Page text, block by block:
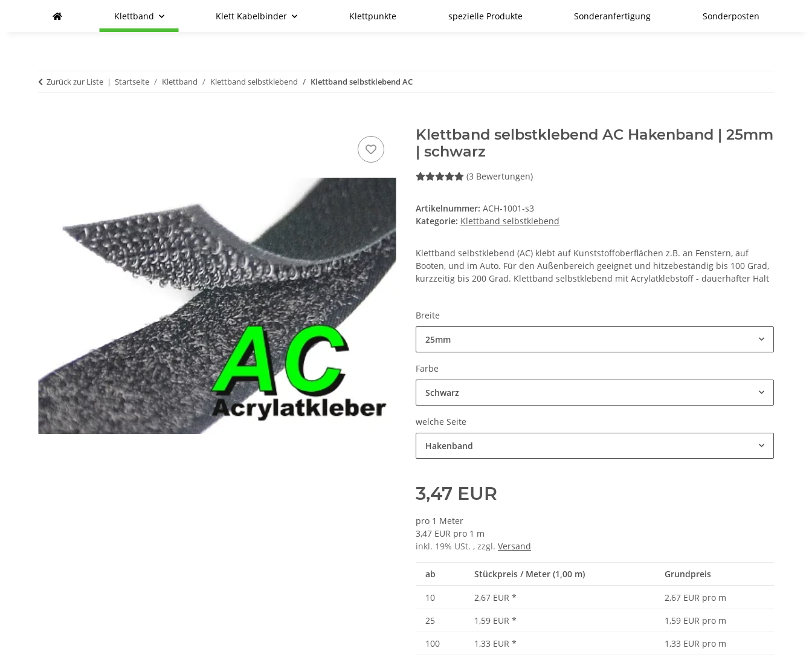
Klettband Klett Kabelbinder Klettpunkte spezielle Produkte Sonderanfertigung Sonderposten
Zurück zur Liste Startseite Klettband Klettband selbstklebend Klettband selbstklebend AC
Klettband selbstklebend AC Hakenband | 25mm
| schwarz
(3 Bewertungen)
Artikelnummer: ACH-1001-s3
Kategorie: Klettband selbstklebend
Klettband selbstklebend (AC) klebt auf Kunststoffoberflächen z.B. an Fenstern, auf
Booten, und im Auto. Für den Außenbereich geeignet und hitzebeständig bis 100 Grad,
kurzzeitig bis 200 Grad. Klettband selbstklebend mit Acrylatklebstoff - dauerhafter Halt
Breite
25mm
Farbe
Schwarz
welche Seite
Hakenband
3,47 EUR
pro 1 Meter
3,47 EUR pro 1 m
inkl. 19% USt. , zzgl. Versand
ab Stückpreis / Meter (1,00 m) Grundpreis
10 2,67 EUR *
2,67 EUR pro m
25
1,59 EUR *
1,59 EUR pro m
100
1,33 EUR *
1,33 EUR pro m